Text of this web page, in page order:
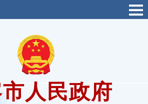
人民政府